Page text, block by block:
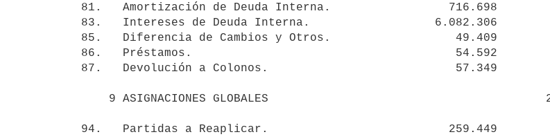
81.   Amortización de Deuda Interna.                 716.698
83.   Intereses de Deuda Interna.                  6.082.306
85.   Diferencia de Cambios y Otros.                  49.409
86.   Préstamos.                                      54.592
87.   Devolución a Colonos.                           57.349
94.   Partidas a Reaplicar.                          259.449